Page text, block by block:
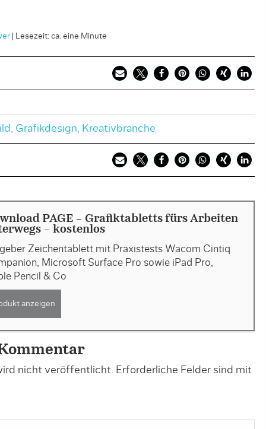
| Lesezeit: ca. eine Minute
, Grafikdesign, Kreativbranche
PAGE - Grafiktabletts fürs Arbeiten
- kostenlos
Zeichentablett mit Praxistests Wacom Cintiq
Microsoft Surface Pro sowie iPad Pro,
Pencil & Co
anzeigen
nicht veröffentlicht. Erforderliche Felder sind mit